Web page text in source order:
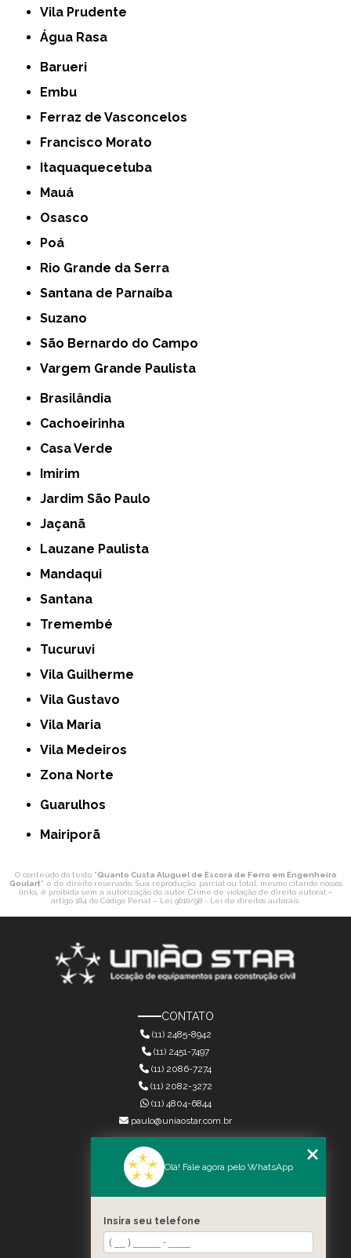
Vila Prudente
Água Rasa
Barueri
Embu
Ferraz de Vasconcelos
Francisco Morato
Itaquaquecetuba
Mauá
Osasco
Poá
Rio Grande da Serra
Santana de Parnaíba
Suzano
São Bernardo do Campo
Vargem Grande Paulista
Brasilândia
Cachoeirinha
Casa Verde
Imirim
Jardim São Paulo
Jaçanã
Lauzane Paulista
Mandaqui
Santana
Tremembé
Tucuruvi
Vila Guilherme
Vila Gustavo
Vila Maria
Vila Medeiros
Zona Norte
Guarulhos
Mairiporã
O conteúdo do texto "Quanto Custa Aluguel de Escora de Ferro em Engenheiro
Goulart" é de direito reservado. Sua reprodução, parcial ou total, mesmo citando nossos
links, é proibida sem a autorização do autor. Crime de violação de direito autoral –
artigo 184 do Código Penal – Lei 9610/98 - Lei de direitos autorais
CONTATO
(11) 2485-8942
(11) 2451-7497
(11) 2086-7274
(11) 4804-6844
(11) 2082-3272
paulo@uniaostar.com.br
MENU
QUEM SOMOS
SERVIÇOS
CONTATO
CATEGORIAS
Olá! Fale agora pelo WhatsApp
Insira seu telefone